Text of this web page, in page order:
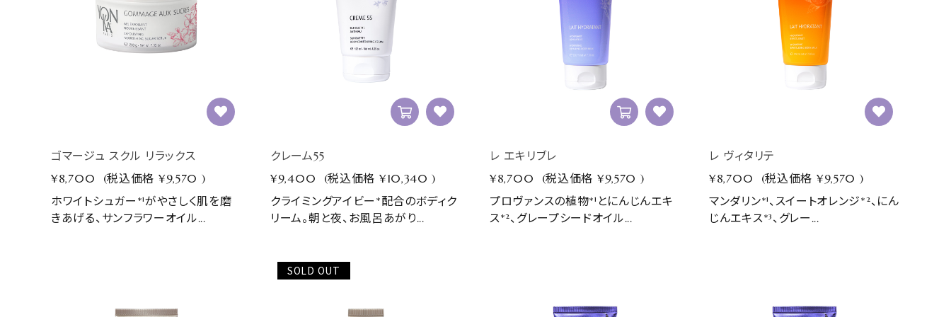
ゴマージュ スクル リラックス
¥8,700
(税込価格 ¥9,570 )
ホワイトシュガー*¹がやさしく肌を磨
きあげる、サンフラワーオイル...
クレーム55
¥9,400
(税込価格 ¥10,340 )
クライミングアイビー*配合のボディク
リーム。朝と夜、お風呂あがり...
レ エキリブレ
¥8,700
(税込価格 ¥9,570 )
プロヴァンスの植物*¹とにんじんエキ
ス*²、グレープシードオイル...
レ ヴィタリテ
¥8,700
(税込価格 ¥9,570 )
マンダリン*¹、スイートオレンジ*²、にん
じんエキス*³、グレー...
SOLD OUT